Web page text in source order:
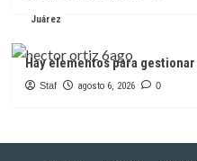
Juárez
Hay elementos para
Staf agosto 6, 2026 0